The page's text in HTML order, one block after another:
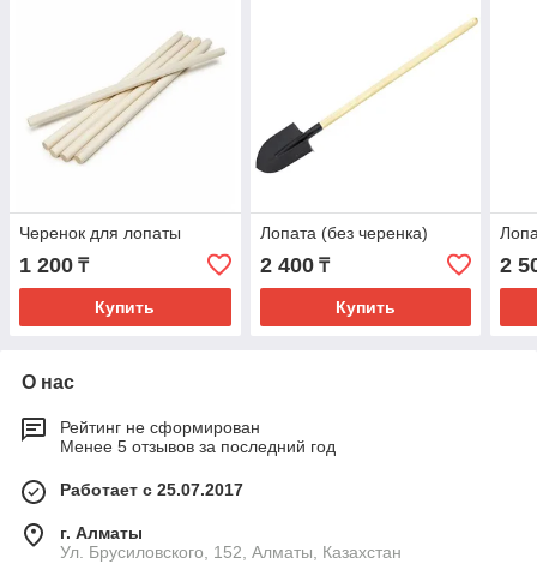
Черенок для лопаты
1 200 ₸
Купить
Лопата (без черенка)
2 400₸
Купить
2
О нас
Рейтинг не сформирован
Менее 5 отзывов за последний год
Работает с 25.07.2017
г. Алматы
Ул. Брусиловского, 152, Алматы, Казахстан